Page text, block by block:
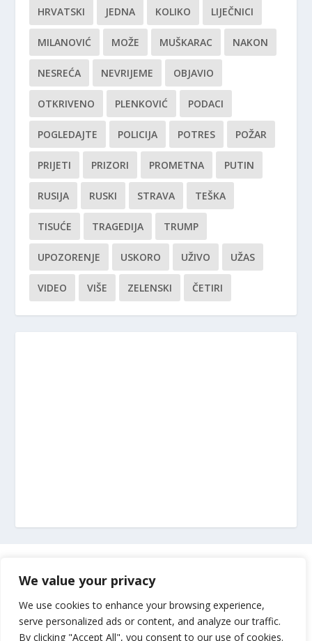
We value your privacy
We use cookies to enhance your browsing experience,
serve personalized ads or content, and analyze our traffic.
By clicking "Accept All", you consent to our use of cookies.
HRVATSKI JEDNA KOLIKO LIJEČNICI
MILANOVIĆ MOŽE MUŠKARAC NAKON
NESREĆA NEVRIJEME OBJAVIO
OTKRIVENO PLENKOVIĆ PODACI
POGLEDAJTE POLICIJA POTRES POŽAR
PRIJETI PRIZORI PROMETNA PUTIN
RUSIJA RUSKI STRAVA TEŠKA
TISUĆE TRAGEDIJA TRUMP
UPOZORENJE USKORO UŽIVO UŽAS
VIDEO VIŠE ZELENSKI ČETIRI
Impressum
Uvjeti korištenja